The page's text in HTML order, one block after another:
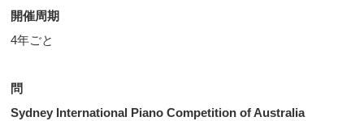
開催周期
4年ごと
問
Sydney International Piano Competition of Australia